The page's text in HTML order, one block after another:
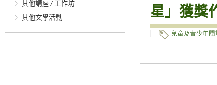
其他講座 / 工作坊
其他文學活動
星」獲獎
兒童及青少年